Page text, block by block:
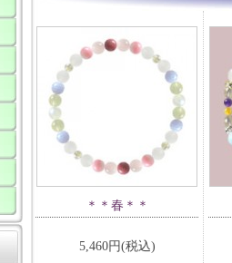
＊＊春＊＊
5,460円(税込)